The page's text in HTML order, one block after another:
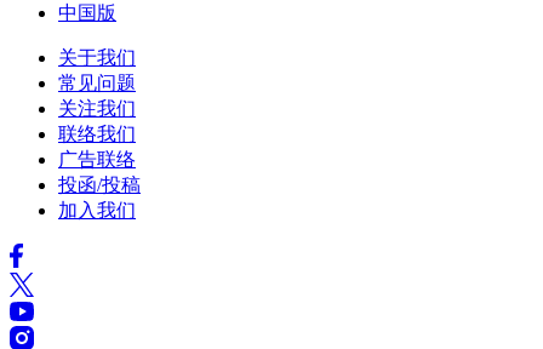
中国版
关于我们
常见问题
关注我们
联络我们
广告联络
投函/投稿
加入我们